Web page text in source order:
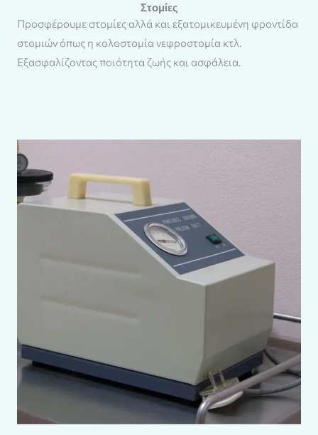
Στομίες
Προσφέρουμε στομίες αλλά και εξατομικευμένη φροντίδα
στομιών όπως η κολοστομία νεφροστομία κτλ.
Εξασφαλίζοντας ποιότητα ζωής και ασφάλεια.